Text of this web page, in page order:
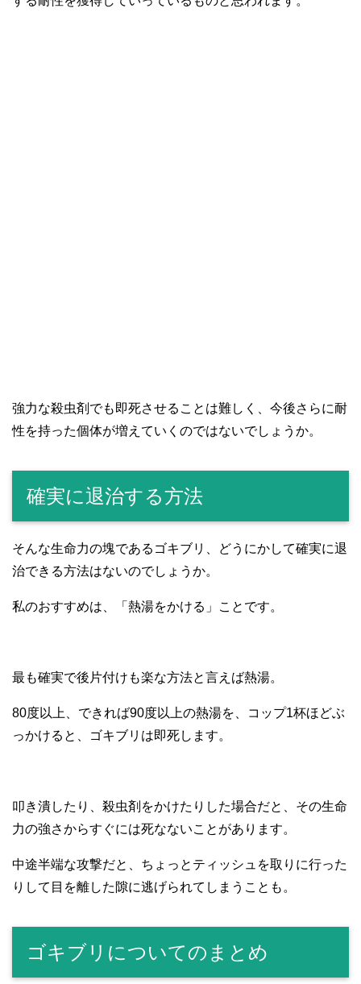
強力な殺虫剤でも即死させることは難しく、今後さらに耐
性を持った個体が増えていくのではないでしょうか。
確実に退治する方法
そんな生命力の塊であるゴキブリ、どうにかして確実に退
治できる方法はないのでしょうか。
私のおすすめは、「熱湯をかける」ことです。
最も確実で後片付けも楽な方法と言えば熱湯。
80度以上、できれば90度以上の熱湯を、コップ1杯ほどぶ
っかけると、ゴキブリは即死します。
叩き潰したり、殺虫剤をかけたりした場合だと、その生命
力の強さからすぐには死なないことがあります。
中途半端な攻撃だと、ちょっとティッシュを取りに行った
りして目を離した隙に逃げられてしまうことも。
ゴキブリについてのまとめ